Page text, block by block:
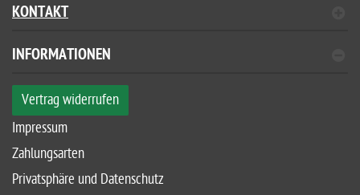
KONTAKT
INFORMATIONEN
Vertrag widerrufen
Impressum
Zahlungsarten
Privatsphäre und Datenschutz